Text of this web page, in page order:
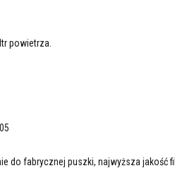
powietrza.
do fabrycznej puszki, najwyższa